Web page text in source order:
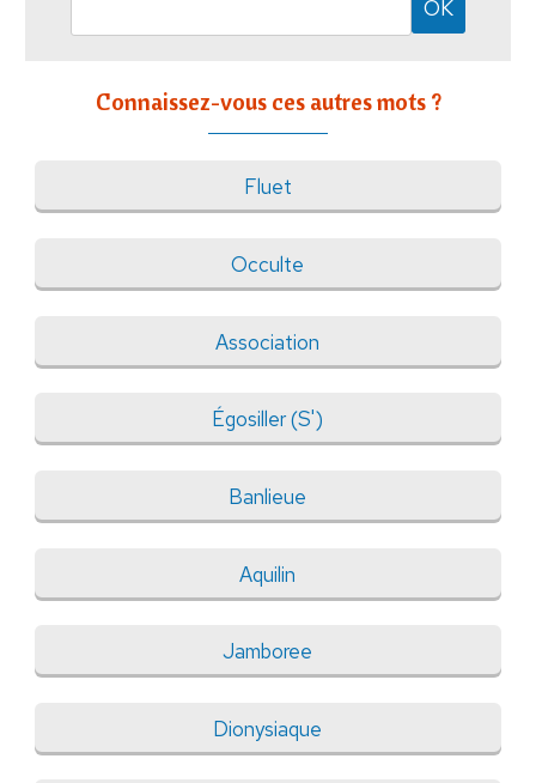
Connaissez-vous ces autres mots ?
Fluet
Occulte
Association
Égosiller (S')
Banlieue
Aquilin
Jamboree
Dionysiaque